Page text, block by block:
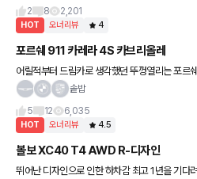
고는 돈들
2
8 2,201
HOT 오너리뷰 4
포르쉐 911 카레라 4S 카브리올레
어릴적부터 드림카로 생각했던 뚜껑열리는 포르
매해 봤습니다 ㅎㅎ 슈퍼카나 슈퍼럭셔리 타시는
다 특별
솥밥
5
12 6,035
HOT 오너리뷰 4.5
볼보 XC40 T4 AWD R-디자인
뛰어난 디자인으로 인한 하차감 최고 1년을 기다